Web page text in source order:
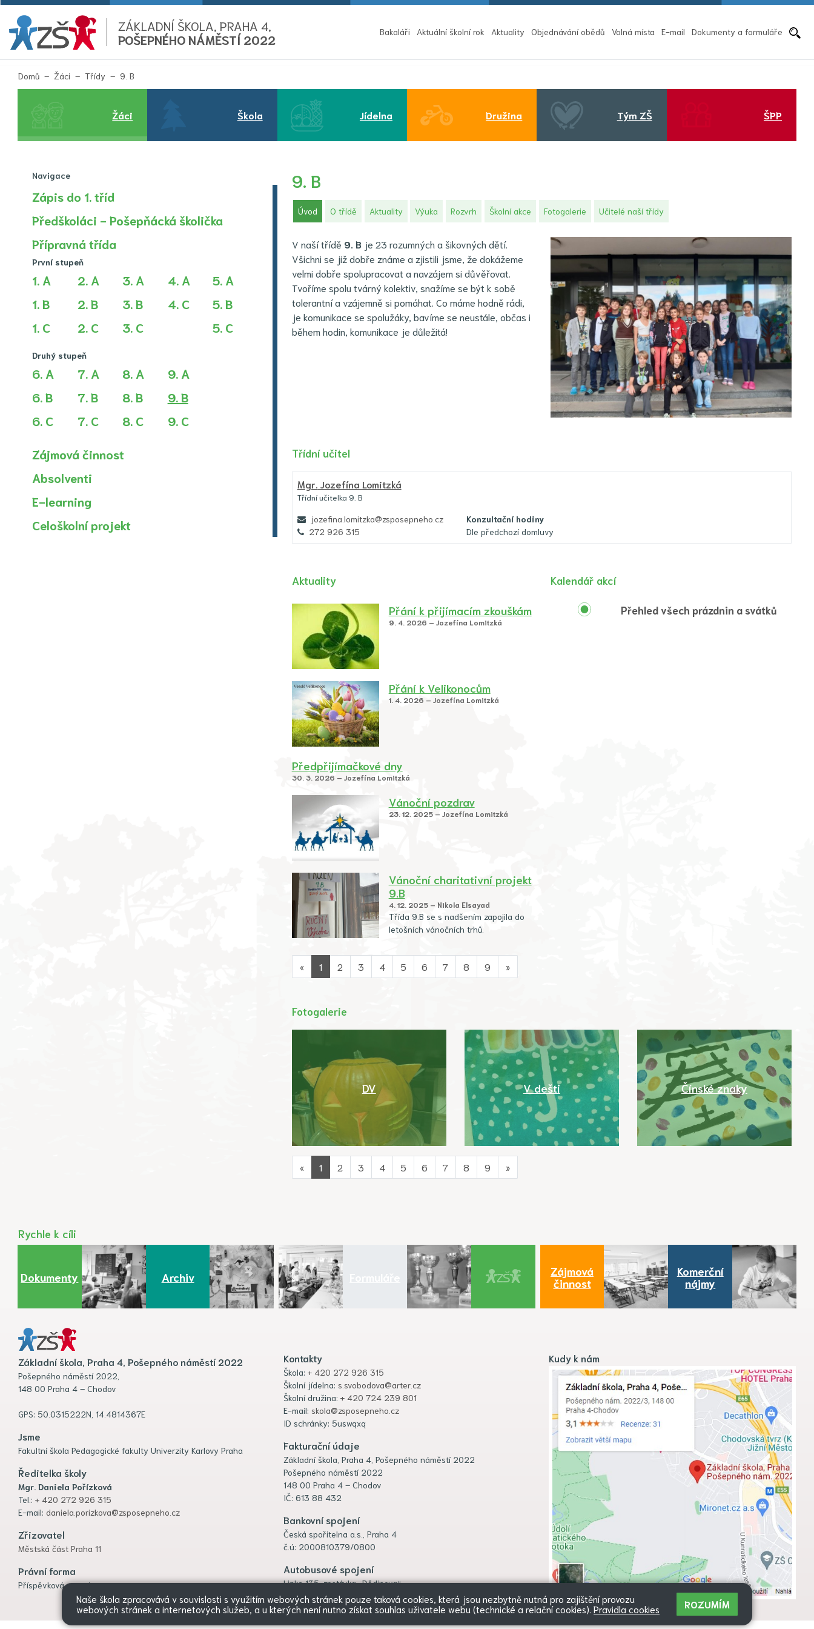
ZÁKLADNÍ ŠKOLA, PRAHA 4,
POŠEPNÉHO NÁMĚSTÍ 2022
Bakaláři Aktuální školní rok Aktuality Objednávání obědů Volná místa E-mail Dokumenty a formuláře
Domů Žáci Třídy 9. B
Žáci Škola Jídelna Družina Tým ZŠ ŠPP
Navigace
Zápis do 1. tříd
Předškoláci - Pošepňácká školička
Přípravná třída
První stupeň
1. A
1. B
1. C
2. A
2. B
2. C
3. A
3. B
3. C
4. A
4. C
5. A
5. B
5. C
Druhý stupeň
6. A
6. B
6. C
7. A
7. B
7. C
8. A
8. B
8. C
9. A
9. B(aktuální)
9. C
Zájmová činnost
Absolventi
E-learning
Celoškolní projekt
9. B
Úvod (aktuální)
O třídě Aktuality Výuka Rozvrh Školní akce Fotogalerie Učitelé naší třídy
V naší třídě 9. B je 23 rozumných a šikovných dětí.
Všichni se již dobře známe a zjistili jsme, že dokážeme
velmi dobře spolupracovat a navzájem si důvěřovat.
Tvoříme spolu tvárný kolektiv, snažíme se být k sobě
tolerantní a vzájemně si pomáhat. Co máme hodně rádi,
je komunikace se spolužáky, bavíme se neustále, občas i
během hodin, komunikace je důležitá!
Třídní učitel
Mgr. Jozefína Lomitzká
Třídní učitelka 9. B
jozefina.lomitzka@zsposepneho.cz
272 926 315
Konzultační hodiny
Dle předchozí domluvy
Aktuality
Přání k přijímacím zkouškám
9. 4. 2026 – Jozefína Lomitzká
Přání k Velikonocům
1. 4. 2026 – Jozefína Lomitzká
Předpřijímačkové dny
30. 3. 2026 – Jozefína Lomitzká
Vánoční pozdrav
23. 12. 2025 – Jozefína Lomitzká
Vánoční charitativní projekt
9.B
4. 12. 2025 – Nikola Elsayad
Třída 9.B se s nadšením zapojila do
letošních vánočních trhů.
« 1 2 3 4 5 6 7 8 9 »
Kalendář akcí
Přehled všech prázdnin a svátků
Fotogalerie
DV V dešti Čínské znaky
« 1 2 3 4 5 6 7 8 9 »
Rychle k cíli
Dokumenty Archiv
Zájmová
činnost
Komerční
nájmy
Základní škola, Praha 4, Pošepného náměstí 2022
Pošepného náměstí 2022,
148 00 Praha 4 – Chodov
GPS: 50.0315222N, 14.4814367E
Jsme
Fakultní škola Pedagogické fakulty Univerzity Karlovy Praha
Ředitelka školy
Mgr. Daniela Pořízková
Tel.: + 420 272 926 315
E-mail: daniela.porizkova@zsposepneho.cz
Zřizovatel
Městská část Praha 11
Právní forma
Příspěvková organizace
Kontakty
Škola: + 420 272 926 315
Školní jídelna: s.svobodova@arter.cz
Školní družina: + 420 724 239 801
E-mail: skola@zsposepneho.cz
ID schránky: 5uswqxq
Fakturační údaje
Základní škola, Praha 4, Pošepného náměstí 2022
Pošepného náměstí 2022
148 00 Praha 4 – Chodov
IČ: 613 88 432
Bankovní spojení
Česká spořitelna a.s., Praha 4
č.ú: 2000810379/0800
Autobusové spojení
Linka 135, zastávka „Dědinova“
Kudy k nám
Naše škola zpracovává v souvislosti s využitím webových stránek pouze taková cookies, která jsou nezbytně nutná pro zajištění provozu
webových stránek a internetových služeb, a u kterých není nutno získat souhlas uživatele webu (technické a relační cookies). Pravidla cookies ROZUMÍM